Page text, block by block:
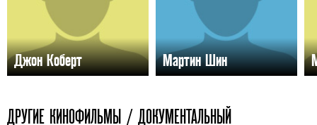
Джон Коберт Мартин Шин
ДРУГИЕ КИНОФИЛЬМЫ / ДОКУМЕНТАЛЬНЫЙ